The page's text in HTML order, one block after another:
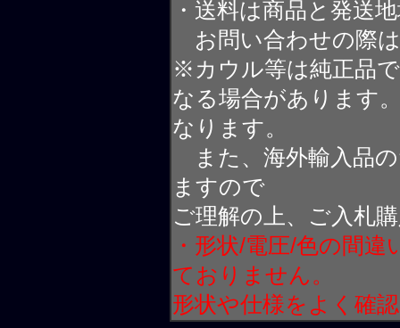
・送料は商品と発送
お問い合わせの際
※カウル等は純正品
なる場合があります
なります。
また、海外輸入品
ますので
ご理解の上、ご入札
・形状/電圧/色の間
ておりません。
形状や仕様をよく確